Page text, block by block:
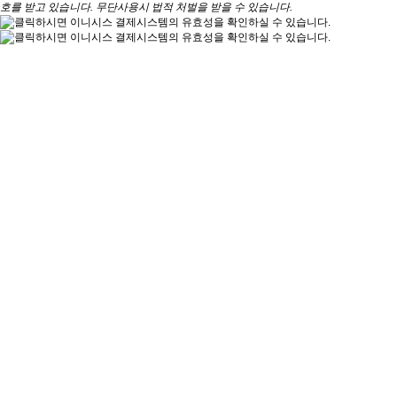
호를 받고 있습니다. 무단사용시 법적 처벌을 받을 수 있습니다.